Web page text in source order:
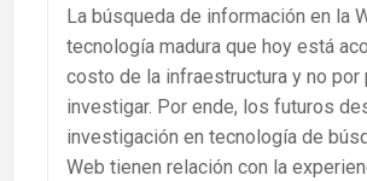
La búsqueda de información en la
tecnología madura que hoy está
costo de la infraestructura y no por
investigar. Por ende, los futuros
investigación en tecnología de
Web tienen relación con la